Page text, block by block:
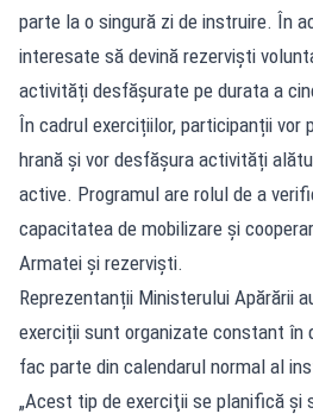
parte la o singură zi de instruire. În
interesate să devină rezerviști
activități desfășurate pe durata a
În cadrul exercițiilor, participanții vor
hrană și vor desfășura activități
active. Programul are rolul de a
capacitatea de mobilizare și
Armatei și rezerviști.
Reprezentanții Ministerului Apărării
exerciții sunt organizate constant în
fac parte din calendarul normal al
„Acest tip de exerciţii se planifică şi